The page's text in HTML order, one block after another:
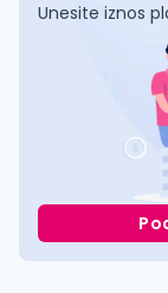
Unesite iznos